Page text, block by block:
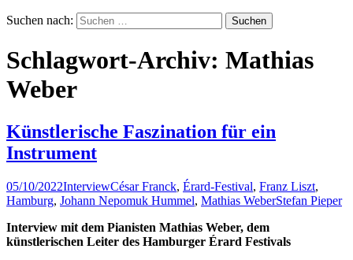
Suchen nach:
Schlagwort-Archiv: Mathias
Weber
Künstlerische Faszination für ein
Instrument
05/10/2022InterviewCésar Franck, Érard-Festival, Franz Liszt,
Hamburg, Johann Nepomuk Hummel, Mathias WeberStefan Pieper
Interview mit dem Pianisten Mathias Weber, dem
künstlerischen Leiter des Hamburger Érard Festivals